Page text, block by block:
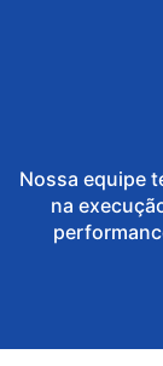
Nossa equipe
na